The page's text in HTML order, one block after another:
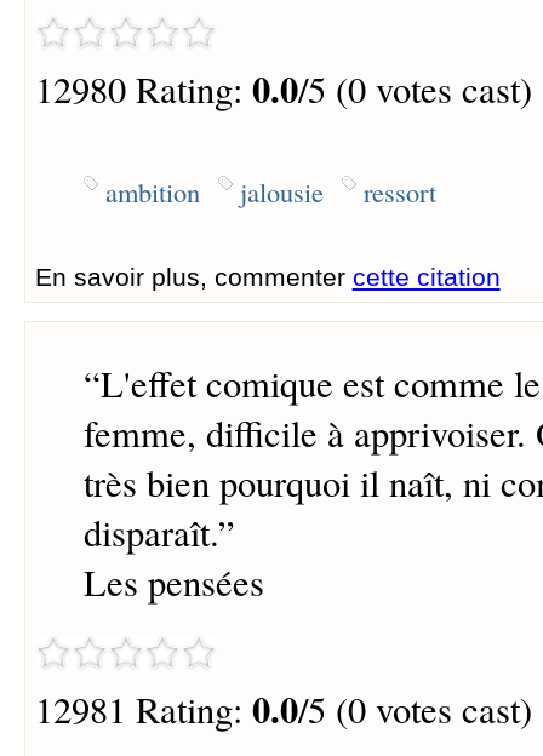
12980 Rating: 0.0/5 (0 votes cast)
ambition jalousie ressort
En savoir plus, commenter cette citation
“L'effet comique est comme
femme, difficile à apprivoiser.
très bien pourquoi il naît, ni
disparaît.”
Les pensées
12981 Rating: 0.0/5 (0 votes cast)